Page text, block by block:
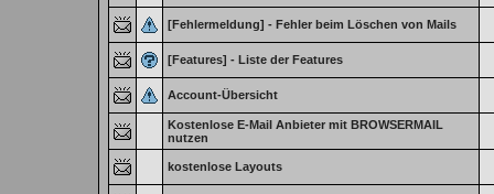
[Fehlermeldung] - Fehler beim Löschen von Mails
[Features] - Liste der Features
Account-Übersicht
Kostenlose E-Mail Anbieter mit BROWSERMAIL
nutzen
kostenlose Layouts